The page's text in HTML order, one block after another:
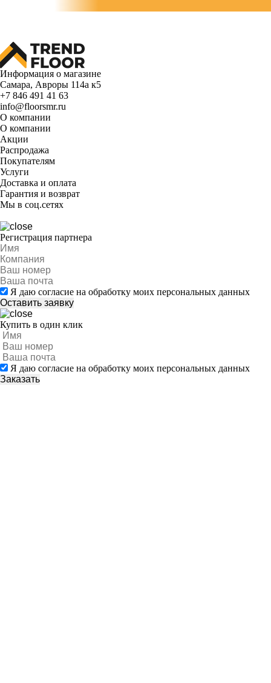
Информация о магазине
Самара, Авроры 114а к5
+7 846 491 41 63
info@floorsmr.ru
О компании
О компании
Акции
Распродажа
Покупателям
Услуги
Доставка и оплата
Гарантия и возврат
Мы в соц.сетях
Регистрация партнера
Я даю согласие на обработку моих персональных данных
Купить в один клик
Я даю согласие на обработку моих персональных данных